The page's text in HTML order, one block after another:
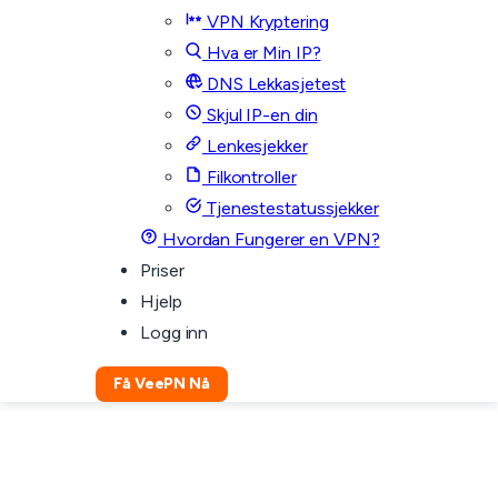
VPN Kryptering
Hva er Min IP?
DNS Lekkasjetest
Skjul IP-en din
Lenkesjekker
Filkontroller
Tjenestestatussjekker
Hvordan Fungerer en VPN?
Priser
Hjelp
Logg inn
Få VeePN Nå